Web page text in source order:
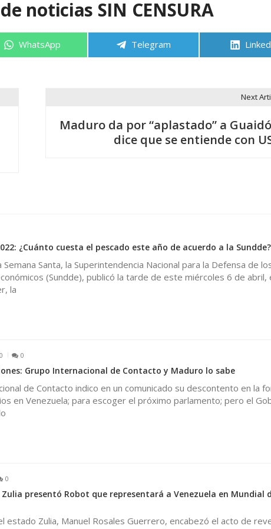
noticias SIN CENSURA
Compartir
WhatsApp Compartir
Telegram
Next
Maduro da por “aplastado” a
dice que se entiende con
¿Cuánto cuesta el pescado este año de acuerdo a la Sundde?
Santa, la Superintendencia Nacional para la Defensa de
(Sundde), publicó la tarde de este miércoles 6 de abril,
la
0
Grupo Internacional de Contacto y Maduro lo sabe
de Contacto indico en un comunicado su descontento en la
en Venezuela; para escoger el próximo parlamento; pero el
0
presentó Robot que representará a Venezuela en Mundial
estado Zulia, Manuel Rosales Guerrero, encabezó el acto de